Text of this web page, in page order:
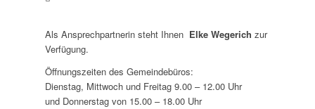
Als Ansprechpartnerin steht Ihnen Elke Wegerich zur
Verfügung.
Öffnungszeiten des Gemeindebüros:
Dienstag, Mittwoch und Freitag 9.00 – 12.00 Uhr
und Donnerstag von 15.00 – 18.00 Uhr